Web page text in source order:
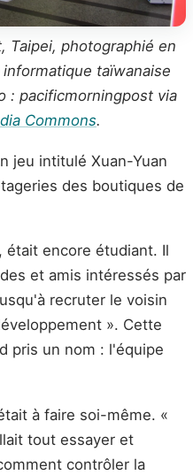
Taipei, photographié en
taïwanaise
: pacificmorningpost via
Commons.
jeu intitulé Xuan-Yuan
des boutiques de
était encore étudiant. Il
et amis intéressés par
recruter le voisin
». Cette
pris un nom : l'équipe
à faire soi-même. «
tout essayer et
contrôler la